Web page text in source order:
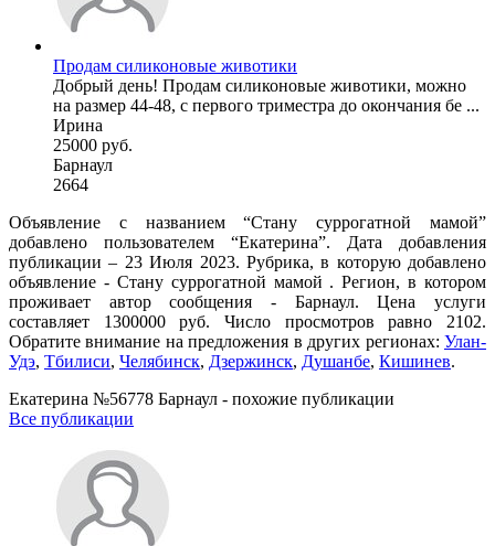
Продам силиконовые животики
Добрый день! Продам силиконовые животики, можно
на размер 44-48, с первого триместра до окончания бе ...
Ирина
25000 руб.
Барнаул
2664
Объявление с названием “Стану суррогатной мамой”
добавлено пользователем “Екатерина”. Дата добавления
публикации – 23 Июля 2023. Рубрика, в которую добавлено
объявление - Cтану суррогатной мамой . Регион, в котором
проживает автор сообщения - Барнаул. Цена услуги
составляет 1300000 руб. Число просмотров равно 2102.
Обратите внимание на предложения в других регионах: Улан-
Удэ, Тбилиси, Челябинск, Дзержинск, Душанбе, Кишинев.
Екатерина №56778 Барнаул - похожие публикации
Все публикации